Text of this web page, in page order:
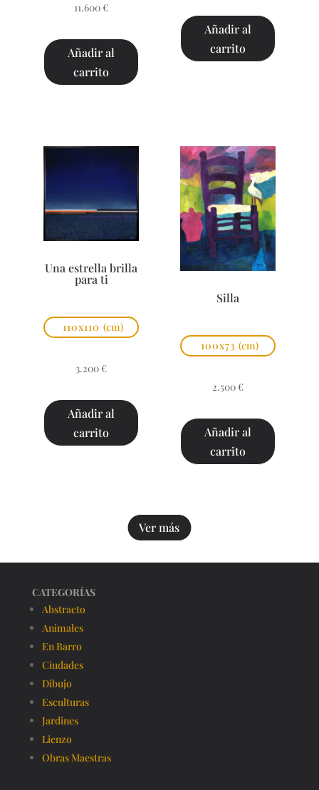
11.600 €
Añadir al
carrito
Añadir al
carrito
Una estrella brilla
para ti
110x110 (cm)
3.200 €
Añadir al
carrito
Silla
100x73 (cm)
2.500 €
Añadir al
carrito
Ver más
CATEGORÍAS
Abstracto
Animales
En Barro
Ciudades
Dibujo
Esculturas
Jardines
Lienzo
Obras Maestras